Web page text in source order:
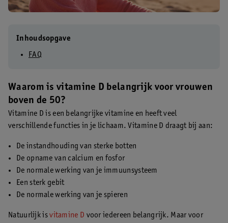
Inhoudsopgave
FAQ
Waarom is vitamine D belangrijk voor vrouwen
boven de 50?
Vitamine D is een belangrijke vitamine en heeft veel
verschillende functies in je lichaam. Vitamine D draagt bij aan:
De instandhouding van sterke botten
De opname van calcium en fosfor
De normale werking van je immuunsysteem
Een sterk gebit
De normale werking van je spieren
Natuurlijk isvitamine D voor iedereen belangrijk. Maar voor